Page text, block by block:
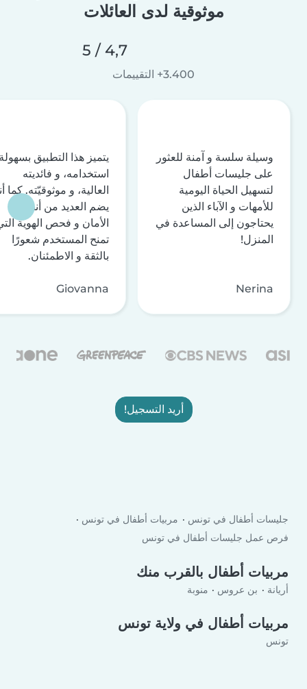
موثوقية لدى العائلات
4,7 / 5
3.400+ التقييمات
وسيلة سلسة و آمنة للعثور
على جليسات أطفال
لتسهيل الحياة اليومية
للأمهات و الآباء الذين
يحتاجون إلى المساعدة في
المنزل!
Nerina
يتميز هذا التطبيق
استخدامه، و فائديته
العالية، و موثوقيّته. كما
يضم العديد من أنظمة
الأمان و فحص الهوية
تمنح المستخدم شعورًا
بالثقة و الاطمئنان.
Giovanna
أريد التسجيل!
جليسات أطفال في تونس
مربيات أطفال في تونس
فرص عمل جليسات أطفال في تونس
مربيات أطفال بالقرب منك
أريانة بن عروس منوبة
مربيات أطفال في ولاية تونس
تونس